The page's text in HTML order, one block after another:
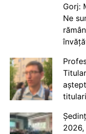
Gorj:
Ne
2026,